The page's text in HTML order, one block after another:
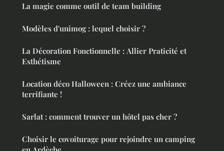
La magie comme outil de team building
Modèles d'unimog : lequel choisir ?
La Décoration Fonctionnelle : Allier Praticité et
Esthétisme
Location déco Halloween : Créez une ambiance
terrifiante !
Sarlat : comment trouver un hôtel pas cher ?
Choisir le covoiturage pour rejoindre un camping